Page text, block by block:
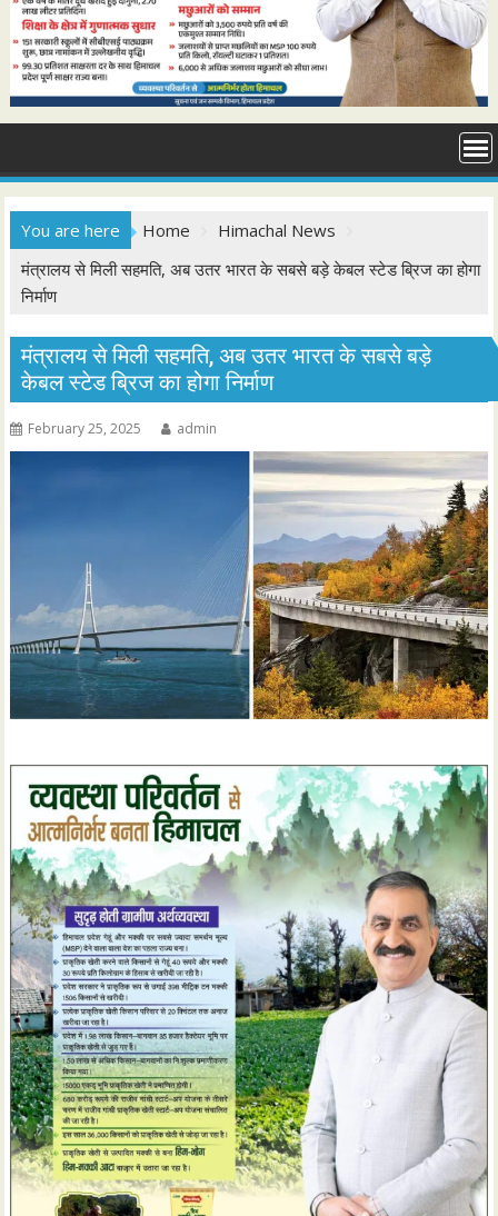
You are here Home
Himachal News
मंत्रालय से मिली सहमति, अब उतर भारत के सबसे बड़े केबल स्टेड ब्रिज का होगा
निर्माण
मंत्रालय से मिली सहमति, अब उतर भारत के सबसे बड़े
केबल स्टेड ब्रिज का होगा निर्माण
February 25, 2025 admin